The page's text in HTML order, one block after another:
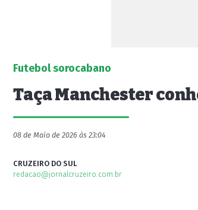
Futebol sorocabano
Taça Manchester
08 de Maio de 2026 às 23:04
CRUZEIRO DO SUL
redacao@jornalcruzeiro.com.br